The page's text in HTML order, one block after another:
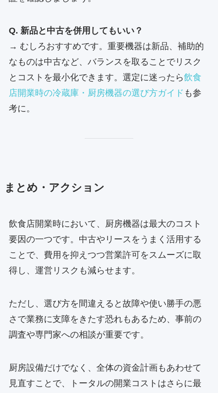
Q. 新品と中古を併用してもいい？
→ むしろおすすめです。重要機器は新品、補助的
なものは中古など、バランスを取ることでリスク
とコストを最小化できます。選定に迷ったら飲食
店開業時の冷蔵庫・厨房機器の選び方ガイド も参
考に。
まとめ・アクション
飲食店開業時において、厨房機器は最大のコスト
要因の一つです。中古やリースをうまく活用する
ことで、費用を抑えつつ営業許可をスムーズに取
得し、運営リスクも減らせます。
ただし、選び方を間違えると故障や使い勝手の悪
さで業務に支障をきたす恐れもあるため、事前の
調査や専門家への相談が重要です。
厨房設備だけでなく、全体の資金計画もあわせて
見直すことで、トータルの開業コストはさらに最